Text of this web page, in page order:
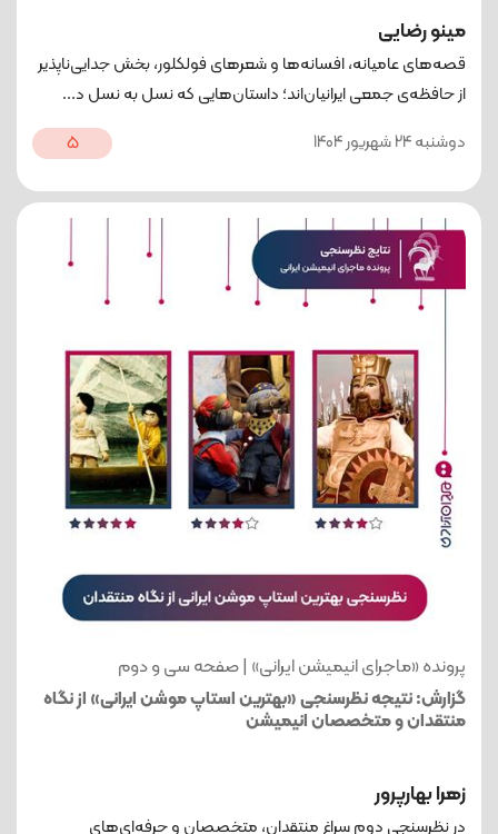
مینو رضایی
قصه‌های عامیانه، افسانه‌ها و شعرهای فولکلور، بخش جدایی‌ناپذیر
از حافظه‌ی‌ جمعی ایرانیان‌اند؛ داستان‌هایی که نسل به نسل د...
دوشنبه 24 شهریور 1404
5
پرونده «ماجرای انیمیشن ایرانی» | صفحه سی و دوم
گزارش: نتیجه نظرسنجی «بهترین استاپ موشن ایرانی» از نگاه
منتقدان و متخصصان انیمیشن
زهرا بهارپرور
در نظرسنجی دوم سراغ منتقدان، متخصصان و حرفه‌ای‌های